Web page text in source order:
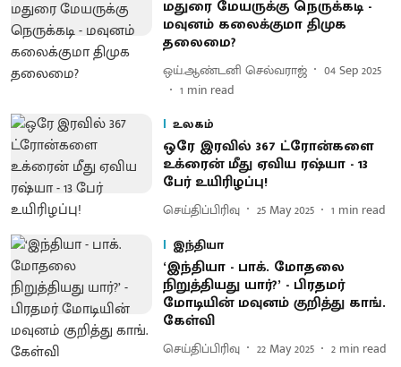
மதுரை மேயருக்கு நெருக்கடி -
மவுனம் கலைக்குமா திமுக
தலைமை?
ஒய்.ஆண்டனி செல்வராஜ்
04 Sep 2025
1 min read
உலகம்
ஒரே இரவில் 367 ட்ரோன்களை
உக்ரைன் மீது ஏவிய ரஷ்யா - 13
பேர் உயிரிழப்பு!
செய்திப்பிரிவு 25 May 2025 1 min read
இந்தியா
‘இந்தியா - பாக். மோதலை
நிறுத்தியது யார்?’ - பிரதமர்
மோடியின் மவுனம் குறித்து காங்.
கேள்வி
செய்திப்பிரிவு 22 May 2025 2 min read